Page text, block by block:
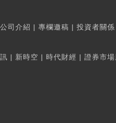
公司介紹 | 專欄邀稿 | 投資者關係
| 新時空 | 時代財經 | 證券市場